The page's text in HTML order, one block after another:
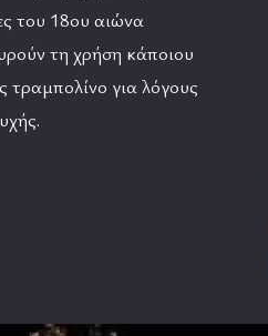
του 18ου αιώνα
τη χρήση κάποιου
τραμπολίνο για λόγους